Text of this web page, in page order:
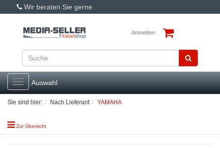
Wir beraten Sie gerne
Anmelden
Toggle
navigation
Auswahl
Sie sind hier: Nach Lieferant YAMAHA
Zur Übersicht